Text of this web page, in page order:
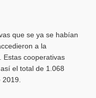
que se ya se habían
a la
Estas cooperativas
el total de 1.068
2019.